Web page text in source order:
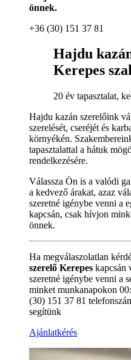
önnek.
+36 (30) 151 37 81
Hajdu
Kerepes
20 év tapasztalat,
Hajdu kazán szerelőink
szerelését, cseréjét és
környékén.
tapasztalattal a hátuk
rendelkezésére.
Válassza Ön is a valódi
a kedvező árakat, azaz
szeretné igénybe venni a
kapcsán, csak hívjon
önnek.
Ha megválaszolatlan
szerelő Kerepes kapcsán
szeretné igénybe venni a
minket munkanapokon
(30) 151 37 81
segítünk
Ajánlatkérés